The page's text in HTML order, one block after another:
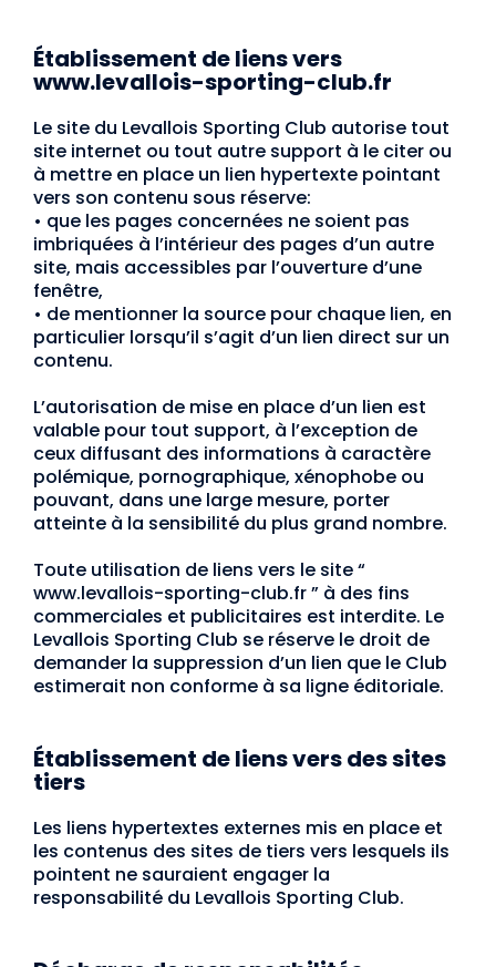
Établissement de liens vers
www.levallois-sporting-club.fr
Le site du Levallois Sporting Club autorise tout
site internet ou tout autre support à le citer ou
à mettre en place un lien hypertexte pointant
vers son contenu sous réserve:
• que les pages concernées ne soient pas
imbriquées à l’intérieur des pages d’un autre
site, mais accessibles par l’ouverture d’une
fenêtre,
• de mentionner la source pour chaque lien, en
particulier lorsqu’il s’agit d’un lien direct sur un
contenu.
L’autorisation de mise en place d’un lien est
valable pour tout support, à l’exception de
ceux diffusant des informations à caractère
polémique, pornographique, xénophobe ou
pouvant, dans une large mesure, porter
atteinte à la sensibilité du plus grand nombre.
Toute utilisation de liens vers le site “
www.levallois-sporting-club.fr ” à des fins
commerciales et publicitaires est interdite. Le
Levallois Sporting Club se réserve le droit de
demander la suppression d’un lien que le Club
estimerait non conforme à sa ligne éditoriale.
Établissement de liens vers des sites
tiers
Les liens hypertextes externes mis en place et
les contenus des sites de tiers vers lesquels ils
pointent ne sauraient engager la
responsabilité du Levallois Sporting Club.